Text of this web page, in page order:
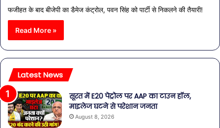
फजीहत के बाद बीजेपी का डैमेज कंट्रोल, पवन सिंह को पार्टी से निकलने की तैयारी!
Read More »
Latest News
सूरत में E20 पेट्रोल पर AAP का टाउन हॉल,
माइलेज घटने से परेशान जनता
August 8, 2026